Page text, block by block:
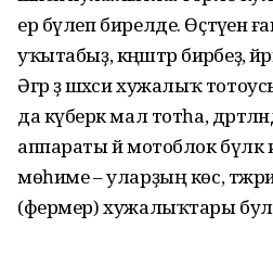
ер бүлеп бирелде. Өҫтәүенә
уҡытабыҙ, кәңәштәр бирәбеҙ,
Әгәр ҙә шәхси хужалыҡ
да күберәк мал тотһа,
аппараты йә мотоблок бүләк
мөһиме – уларҙың көс,
(фермер) хужалыҡтары